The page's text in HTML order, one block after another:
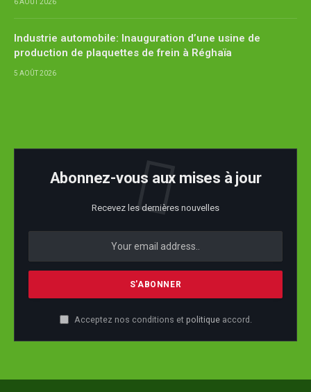
Industrie automobile: Inauguration d’une usine de
production de plaquettes de frein à Réghaïa
5 AOÛT 2026
Abonnez-vous aux mises à jour
Recevez les dernières nouvelles
Acceptez nos conditions et politiqueaccord.